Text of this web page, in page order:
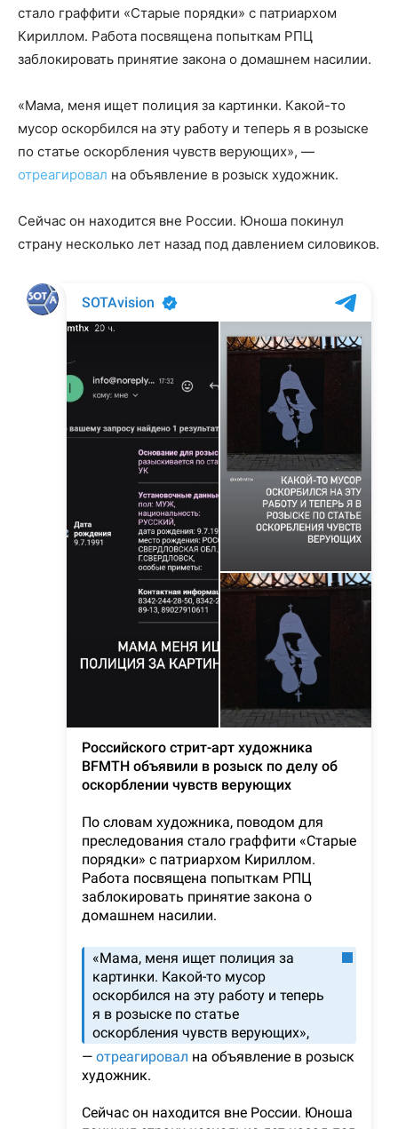
стало граффити «Старые порядки» с патриархом
Кириллом. Работа посвящена попыткам РПЦ
заблокировать принятие закона о домашнем насилии.
«Мама, меня ищет полиция за картинки. Какой-то
мусор оскорбился на эту работу и теперь я в розыске
по статье оскорбления чувств верующих», —
отреагировал на объявление в розыск художник.
Сейчас он находится вне России. Юноша покинул
страну несколько лет назад под давлением силовиков.